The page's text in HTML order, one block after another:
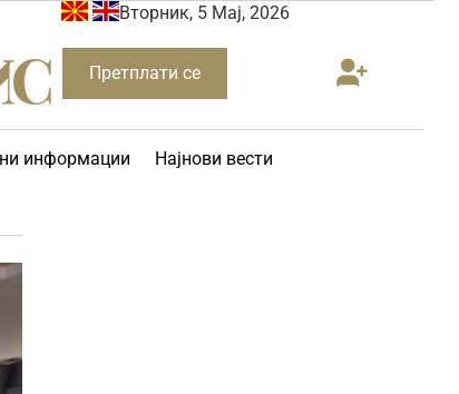
Вторник, 5 Мај, 2026
Претплати се
информации Најнови вести